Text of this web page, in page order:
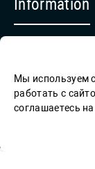
Information
Feedback for
© СПб ГБУК
Мы используем
работать с
соглашаетесь